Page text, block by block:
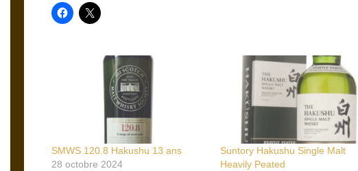
SMWS 120.8 Hakushu 13 ans
28 octobre 2024
Suntory Hakushu Single Malt
Heavily Peated